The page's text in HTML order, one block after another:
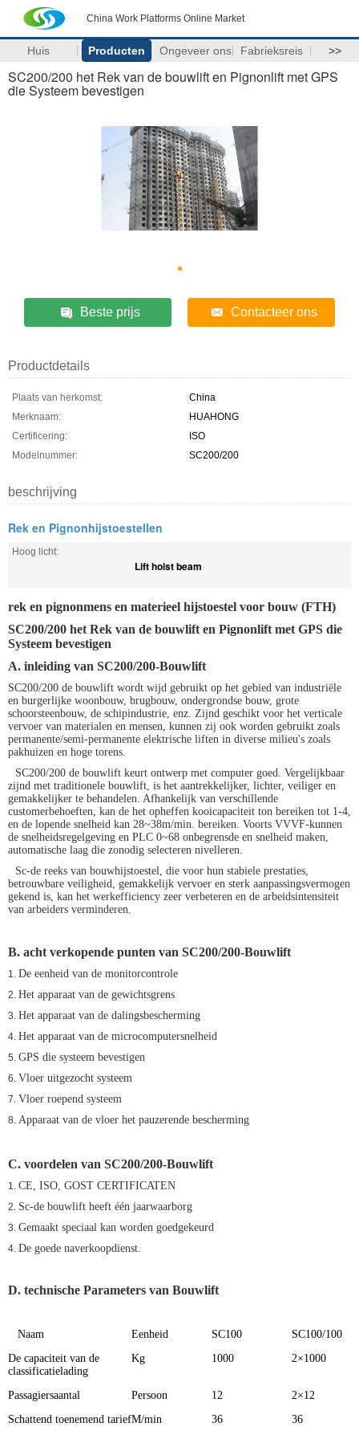
China Work Platforms Online Market
Huis Producten Ongeveer ons Fabrieksreis >>
SC200/200 het Rek van de bouwlift en Pignonlift met GPS
die Systeem bevestigen
Beste prijs Contacteer ons
Productdetails
Plaats van herkomst:
China
Merknaam:
HUAHONG
Certificering:
ISO
Modelnummer:
SC200/200
beschrijving
Rek en Pignonhijstoestellen
Hoog licht:
Lift hoist beam
rek en pignonmens en materieel hijstoestel voor bouw (FTH)
SC200/200 het Rek van de bouwlift en Pignonlift met GPS die
Systeem bevestigen
A. inleiding van SC200/200-Bouwlift
SC200/200 de bouwlift wordt wijd gebruikt op het gebied van industriële
en burgerlijke woonbouw, brugbouw, ondergrondse bouw, grote
schoorsteenbouw, de schipindustrie, enz. Zijnd geschikt voor het verticale
vervoer van materialen en mensen, kunnen zij ook worden gebruikt zoals
permanente/semi-permanente elektrische liften in diverse milieu's zoals
pakhuizen en hoge torens.
SC200/200 de bouwlift keurt ontwerp met computer goed. Vergelijkbaar
zijnd met traditionele bouwlift, is het aantrekkelijker, lichter, veiliger en
gemakkelijker te behandelen. Afhankelijk van verschillende
customerbehoeften, kan de het opheffen kooicapaciteit ton bereiken tot 1-4,
en de lopende snelheid kan 28~38m/min. bereiken. Voorts VVVF-kunnen
de snelheidsregelgeving en PLC 0~68 onbegrensde en snelheid maken,
automatische laag die zonodig selecteren nivelleren.
Sc-de reeks van bouwhijstoestel, die voor hun stabiele prestaties,
betrouwbare veiligheid, gemakkelijk vervoer en sterk aanpassingsvermogen
gekend is, kan het werkefficiency zeer verbeteren en de arbeidsintensiteit
van arbeiders verminderen.
B. acht verkopende punten van SC200/200-Bouwlift
1. De eenheid van de monitorcontrole
2. Het apparaat van de gewichtsgrens
3. Het apparaat van de dalingsbescherming
4. Het apparaat van de microcomputersnelheid
5. GPS die systeem bevestigen
6. Vloer uitgezocht systeem
7. Vloer roepend systeem
8. Apparaat van de vloer het pauzerende bescherming
C. voordelen van SC200/200-Bouwlift
1. CE, ISO, GOST CERTIFICATEN
2. Sc-de bouwlift heeft één jaarwaarborg
3. Gemaakt speciaal kan worden goedgekeurd
4. De goede naverkoopdienst.
D. technische Parameters van Bouwlift
Naam Eenheid SC100
SC100/100
De capaciteit van de
classificatielading
Kg 1000 2×1000
Passagiersaantal Persoon 12
2×12
Schattend toenemend tariefM/min 36
36